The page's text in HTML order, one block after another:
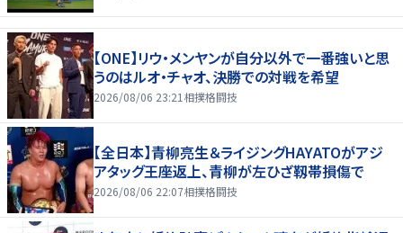
【ONE】リウ・メンヤンが自分以外で一番強いと思
うのはルオ・チャオ、決勝での対戦を希望
2026/08/06 23:21 相撲格闘技
【全日本】青柳亮生＆ライジングHAYATOがアジ
アタッグ王座返上、青柳が左ひざ靱帯損傷で
2026/08/06 22:07相撲格闘技